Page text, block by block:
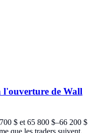
l'ouverture de Wall
$ et 65 800 $–66 200 $
que les traders suivent.